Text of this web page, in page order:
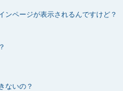
ンページが表示されるんですけど？
ないの？